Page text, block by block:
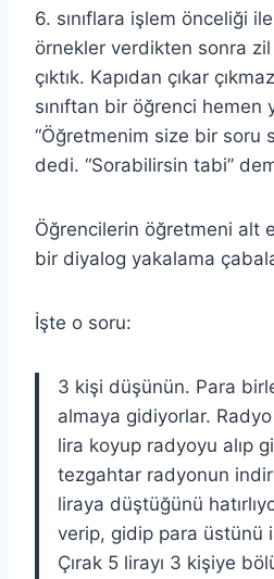
6. sınıflara işlem önceliği
örnekler verdikten sonra
çıktık. Kapıdan çıkar
sınıftan bir öğrenci hemen
“Öğretmenim size bir soru
dedi. “Sorabilirsin tabi”
Öğrencilerin öğretmeni alt
bir diyalog yakalama
İşte o soru:
3 kişi düşünün. Para
almaya gidiyorlar.
lira koyup radyoyu alıp
tezgahtar radyonun
liraya düştüğünü
verip, gidip para üstünü
Çırak 5 lirayı 3 kişiye